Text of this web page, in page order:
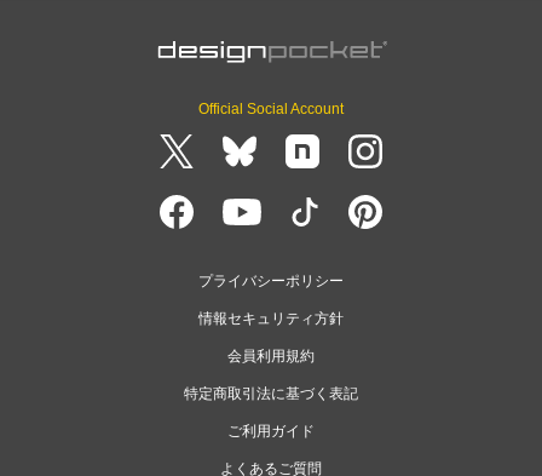
Official Social Account
プライバシーポリシー
情報セキュリティ方針
会員利用規約
特定商取引法に基づく表記
ご利用ガイド
よくあるご質問